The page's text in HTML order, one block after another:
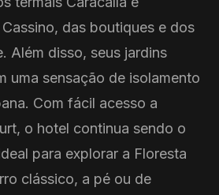
das boutiques e dos
Além disso, seus jardins
uma sensação de isolamento
Com fácil acesso a
o hotel continua sendo o
para explorar a Floresta
clássico, a pé ou de